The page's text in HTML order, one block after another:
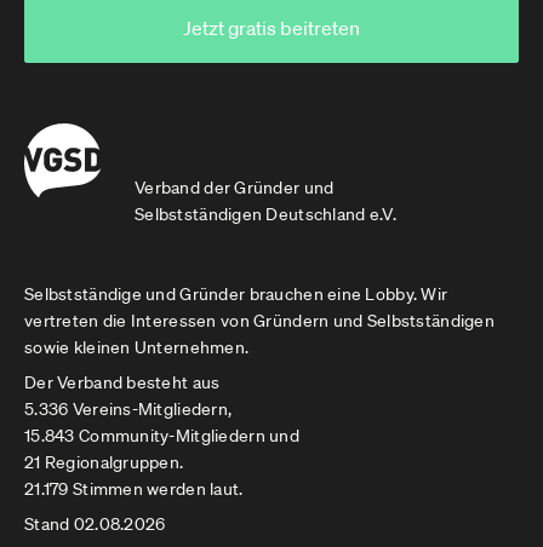
Verband der Gründer und
Selbstständigen Deutschland e.V.
Jetzt gratis beitreten
Selbstständige und Gründer brauchen eine Lobby. Wir
vertreten die Interessen von Gründern und Selbstständigen
sowie kleinen Unternehmen.
Der Verband besteht aus
5.336 Vereins-Mitgliedern,
15.843 Community-Mitgliedern und
21 Regionalgruppen.
21.179 Stimmen werden laut.
Stand 02.08.2026